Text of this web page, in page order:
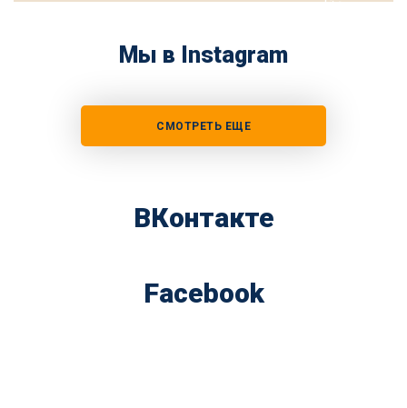
Мы в Instagram
СМОТРЕТЬ ЕЩЕ
ВКонтакте
Facebook